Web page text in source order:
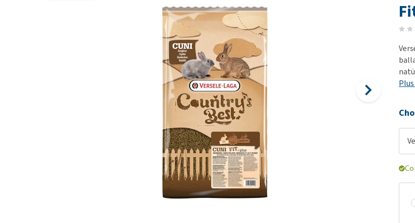
Dressage
distributeurs
Tout afficher
Matériel médical
BARF
Tout afficher
Problèmes respiratoires,
mal de gorge et toux
Problèmes gastro-
intestinaux